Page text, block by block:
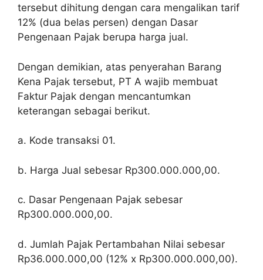
tersebut dihitung dengan cara mengalikan tarif
12% (dua belas persen) dengan Dasar
Pengenaan Pajak berupa harga jual.
Dengan demikian, atas penyerahan Barang
Kena Pajak tersebut, PT A wajib membuat
Faktur Pajak dengan mencantumkan
keterangan sebagai berikut.
a. Kode transaksi 01.
b. Harga Jual sebesar Rp300.000.000,00.
c. Dasar Pengenaan Pajak sebesar
Rp300.000.000,00.
d. Jumlah Pajak Pertambahan Nilai sebesar
Rp36.000.000,00 (12% x Rp300.000.000,00).